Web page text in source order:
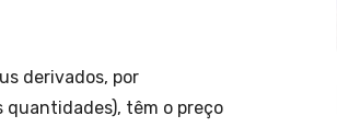
derivados, por
têm o preço